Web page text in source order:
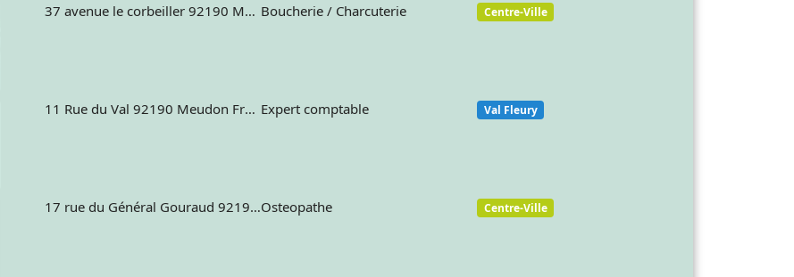
37 avenue le corbeiller 92190 MEUDON France Boucherie / Charcuterie Centre-Ville
11 Rue du Val 92190 Meudon France Expert comptable Val Fleury
17 rue du Général Gouraud 92190 Meudon FranceOsteopathe Centre-Ville